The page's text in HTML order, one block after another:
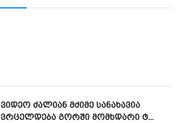
ვიდეო ძალიან მძიმე სანახავია
ვრცელდება გორში მომხდარი ტ...